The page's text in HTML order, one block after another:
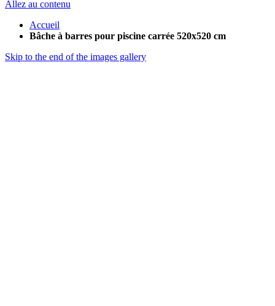
Allez au contenu
Accueil
Bâche à barres pour piscine carrée 520x520 cm
Skip to the end of the images gallery